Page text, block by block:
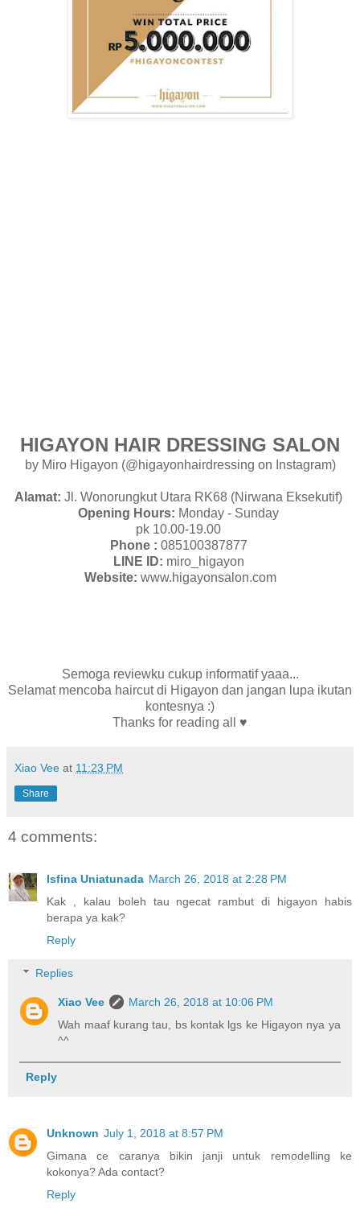
HIGAYON HAIR DRESSING SALON
by Miro Higayon (@higayonhairdressing on Instagram)
Alamat: Jl. Wonorungkut Utara RK68 (Nirwana Eksekutif)
Opening Hours: Monday - Sunday
pk 10.00-19.00
Phone : 085100387877
LINE ID: miro_higayon
Website: www.higayonsalon.com
Semoga reviewku cukup informatif yaaa...
Selamat mencoba haircut di Higayon dan jangan lupa ikutan
kontesnya :)
Thanks for reading all ♥
Xiao Vee at 11:23 PM
Share
4 comments:
lsfina Uniatunada March 26, 2018 at 2:28 PM
Kak , kalau boleh tau ngecat rambut di higayon habis
berapa ya kak?
Reply
Replies
Xiao Vee
March 26, 2018 at 10:06 PM
Wah maaf kurang tau, bs kontak lgs ke Higayon nya ya
^^
Reply
Unknown July 1, 2018 at 8:57 PM
Gimana ce caranya bikin janji untuk remodelling ke
kokonya? Ada contact?
Reply